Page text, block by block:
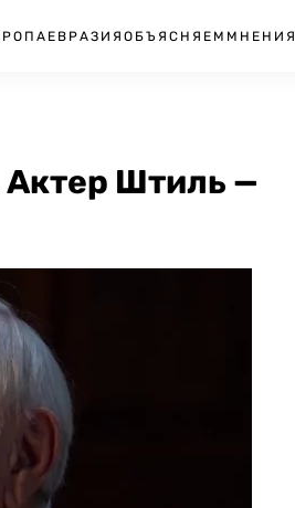
ЕВРАЗИЯ ОБЪЯСНЯЕМ МНЕНИЯ
Актер Штиль —